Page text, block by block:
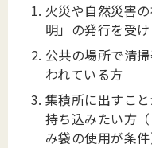
火災や自然災害
明」の発行を受け
公共の場所で清
われている方
集積所に出すこ
持ち込みたい方
み袋の使用が条件